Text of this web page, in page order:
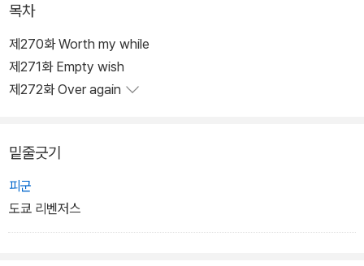
목차
제270화 Worth my while
제271화 Empty wish
제272화 Over again
밑줄긋기
피군
도쿄 리벤저스